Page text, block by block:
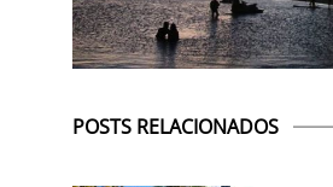
POSTS RELACIONADOS